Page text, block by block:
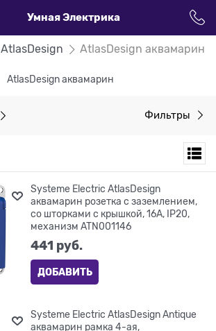
Умная Электрика
AtlasDesign AtlasDesign аквамарин
AtlasDesign аквамарин
Фильтры
Systeme Electric AtlasDesign
аквамарин розетка с заземлением,
со шторками с крышкой, 16А, IP20,
механизм ATN001146
441 руб.
ДОБАВИТЬ
Systeme Electric AtlasDesign Antique
аквамарин рамка 4-ая,